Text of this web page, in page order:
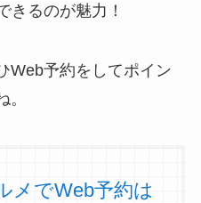
きるのが魅力！
Web予約をしてポイン
メでWeb予約は